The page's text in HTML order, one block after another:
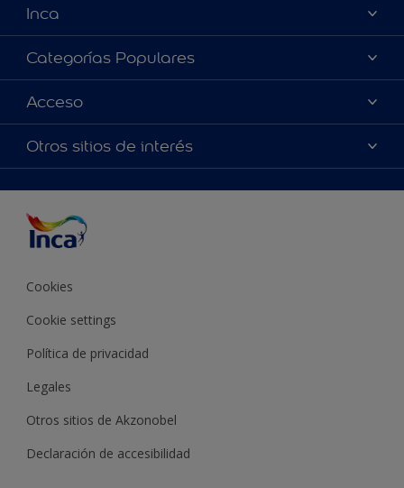
Inca
Acerca de Inca
Contactanos
Encontrá un distribuidor Inca
Categorías Populares
Colores
Productos
Inspiración
Acceso
Accesibilidad
Precisión del color
Otros sitios de interés
Cookies
Cookie settings
Política de privacidad
Legales
Otros sitios de Akzonobel
Declaración de accesibilidad